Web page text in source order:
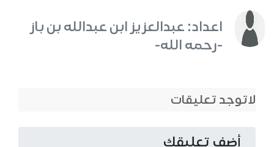
اعداد: عبدالعزيز ابن عبدالله بن باز
-رحمه الله-
لاتوجد تعليقات
أضف تعليقك